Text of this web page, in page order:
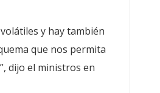
y hay también
que nos permita
dijo el ministros en